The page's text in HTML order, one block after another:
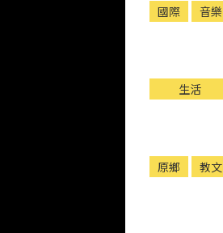
國際 音樂
生活
原鄉 教文